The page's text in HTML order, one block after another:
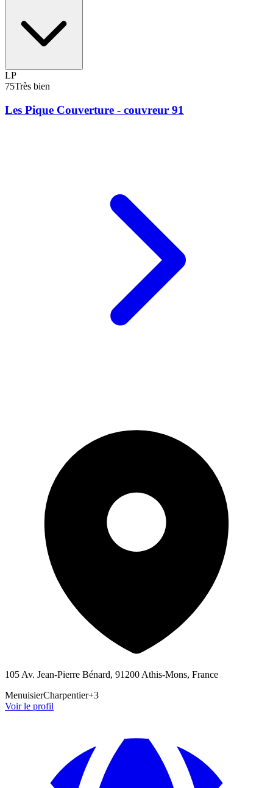
LP
75Très bien
Les Pique Couverture - couvreur 91
105 Av. Jean-Pierre Bénard, 91200 Athis-Mons, France
MenuisierCharpentier+3
Voir le profil